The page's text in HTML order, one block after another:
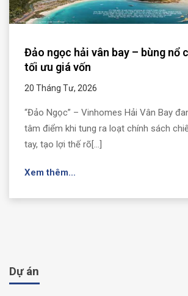
Đảo ngọc hải vân bay – bùng nổ
tối ưu giá vốn
20 Tháng Tư, 2026
“Đảo Ngọc” – Vinhomes Hải Vân Bay
tâm điểm khi tung ra loạt chính sách
tay, tạo lợi thế rõ[...]
Xem thêm...
Dự án